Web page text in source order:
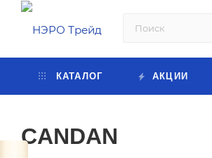
КАТАЛОГ АКЦИИ
CANDAN